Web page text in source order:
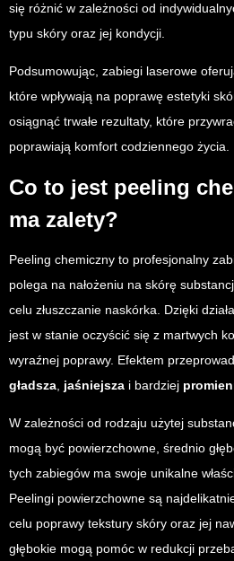
się różnić w zależności od
typu skóry oraz jej kondycji.
Podsumowując, zabiegi laserowe
które wpływają na poprawę estetyki
osiągnąć trwałe rezultaty, które
poprawiają komfort codziennego życia.
Co to jest peeling
ma zalety?
Peeling chemiczny to profesjonalny
polega na nałożeniu na skórę
celu złuszczanie naskórka. Dzięki
jest w stanie oczyścić się z martwych
wyraźnej poprawy. Efektem
gładsza, jaśniejsza i bardziej
W zależności od rodzaju użytej
mogą być powierzchowne, średnio
tych zabiegów ma swoje unikalne
Peelingi powierzchowne są
celu poprawy tekstury skóry oraz jej
głębokie mogą pomóc w redukcji